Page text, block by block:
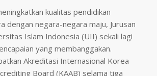
kualitas pendidikan
dengan negara-negara maju, Jurusan
Islam Indonesia (UII) sekali lagi
yang membanggakan.
Akreditasi Internasional Korea
Board (KAAB) selama tiga